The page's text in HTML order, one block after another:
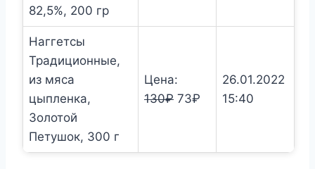
82,5%, 200 гр
Наггетсы
Традиционные,
из мяса
цыпленка,
Золотой
Петушок, 300 г
Цена:
130₽ Первоначальная
130₽.
73₽ Текущая
26.01.2022
15:40